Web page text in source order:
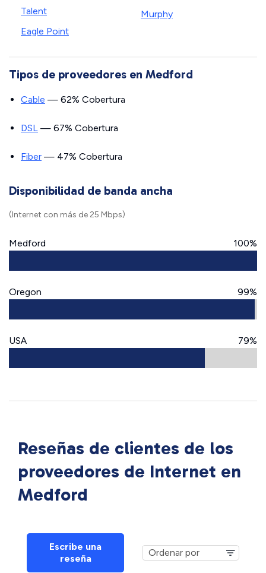
Talent
Eagle Point
Murphy
Tipos de proveedores en Medford
Cable — 62% Cobertura
DSL — 67% Cobertura
Fiber — 47% Cobertura
Disponibilidad de banda ancha
(Internet con más de 25 Mbps)
Medford 100%
Oregon 99%
USA 79%
Reseñas de clientes de los
proveedores de Internet en
Medford
Escribe una
reseña